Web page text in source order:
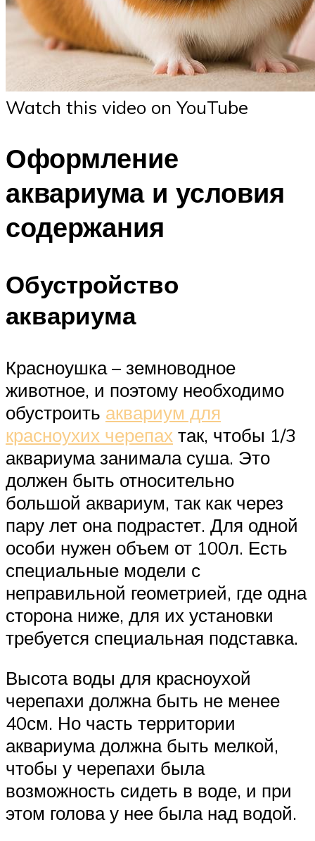
Watch this video on YouTube
Оформление
аквариума и условия
содержания
Обустройство
аквариума
Красноушка – земноводное
животное, и поэтому необходимо
обустроить аквариум для
красноухих черепах так, чтобы 1/3
аквариума занимала суша. Это
должен быть относительно
большой аквариум, так как через
пару лет она подрастет. Для одной
особи нужен объем от 100л. Есть
специальные модели с
неправильной геометрией, где одна
сторона ниже, для их установки
требуется специальная подставка.
Высота воды для красноухой
черепахи должна быть не менее
40см. Но часть территории
аквариума должна быть мелкой,
чтобы у черепахи была
возможность сидеть в воде, и при
этом голова у нее была над водой.